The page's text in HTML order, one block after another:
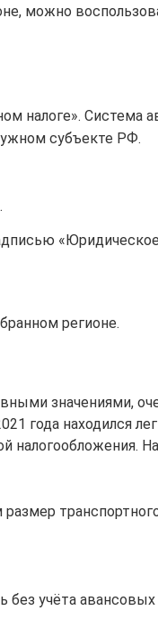
можно
налоге». Система
субъекте РФ.
регионе.
значениями,
года находился
налогообложения.
без учёта